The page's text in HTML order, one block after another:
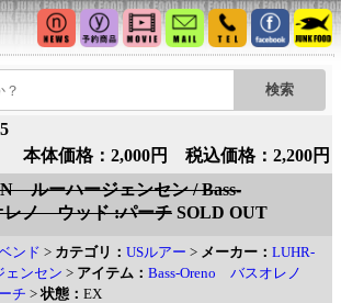
本体価格：2,000円 税込価格：2,200円
ルーハージェンセン / Bass-
ノ ウッド :パーチ SOLD OUT
ンド > カテゴリ： USルアー > メーカー： LUHR-
ンセン > アイテム： Bass-Oreno バスオレノ
チ >状態： EX